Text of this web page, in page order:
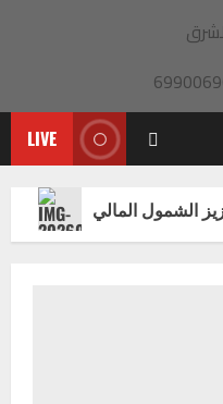
LIVE
الشمول المالي